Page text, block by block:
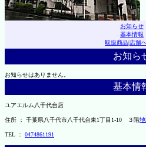
お知らせ
基本情報
取扱商品|店舗
お知ら
お知らせはありません。
基本情
ユアエルム八千代台店
住所 ： 千葉県八千代市八千代台東1丁目1-10 ３階地
TEL ： 0474861191